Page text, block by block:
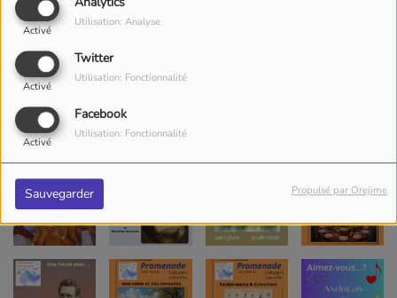
Activé
Utilisation: Analyse
Twitter
Activé
Utilisation: Fonctionnalité
Facebook
Activé
Utilisation: Fonctionnalité
Sauvegarder Propulsé par Orejime